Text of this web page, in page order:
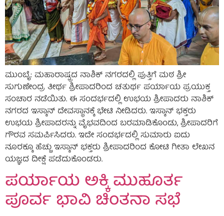
ಮುಂಬೈ: ಮಹಾರಾಷ್ಟ್ರದ ನಾಶಿಕ್ ನಗರದಲ್ಲಿ ಪುತ್ತಿಗೆ ಮಠ ಶ್ರೀ
ಸುಗುಣೇಂದ್ರ ತೀರ್ಥ ಶ್ರೀಪಾದರಿಂದ ಚತುರ್ಥ ಪರ್ಯಾಯ ಪ್ರಯುಕ್ತ
ಸಂಚಾರ ನಡೆಯಿತು. ಈ ಸಂದರ್ಭದಲ್ಲಿ ಉಭಯ ಶ್ರೀಪಾದರು ನಾಶಿಕ್
ನಗರದ ಇಸ್ಕಾನ್ ದೇವಸ್ಥಾನಕ್ಕೆ ಭೇಟಿ ನೀಡಿದರು. ಇಸ್ಕಾನ್ ಭಕ್ತರು
ಉಭಯ ಶ್ರೀಪಾದರನ್ನು ವೈಭವದಿಂದ ಬರಮಾಡಿಕೊಂಡು, ಶ್ರೀಪಾದರಿಗೆ
ಗೌರವ ಸಮರ್ಪಿಸಿದರು. ಇದೇ ಸಂದರ್ಭದಲ್ಲಿ ಸುಮಾರು ಐದು
ನೂರಕ್ಕೂ ಹೆಚ್ಚು ಇಸ್ಕಾನ್ ಭಕ್ತರು ಶ್ರೀಪಾದರಿಂದ ಕೋಟಿ ಗೀತಾ ಲೇಖನ
ಯಜ್ಞದ ದೀಕ್ಷೆ ಪಡೆದುಕೊಂಡರು.
ಪರ್ಯಾಯ ಅಕ್ಕಿ ಮುಹೂರ್ತ
ಪೂರ್ವ ಭಾವಿ ಚಿಂತನಾ ಸಭೆ